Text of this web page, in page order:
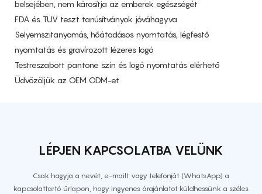
belsejében, nem károsítja az emberek egészségét
FDA és TUV teszt tanúsítványok jóváhagyva
Selyemszitanyomás, hőátadásos nyomtatás, légfestő
nyomtatás és gravírozott lézeres logó
Testreszabott pantone szín és logó nyomtatás elérhető
Üdvözöljük az OEM ODM-et
LÉPJEN KAPCSOLATBA VELÜNK
Csak hagyja a nevét, e-mailt vagy telefonját (WhatsApp) a
kapcsolattartó űrlapon, hogy ingyenes árajánlatot küldhessünk a széles